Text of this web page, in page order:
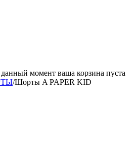
момент ваша корзина пуста
/Шорты A PAPER KID